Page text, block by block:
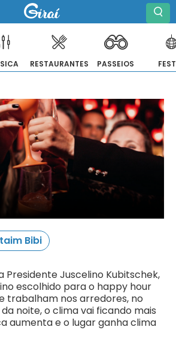
RESTAURANTES PASSEIOS
Bibi
Presidente Juscelino Kubitschek,
escolhido para o happy hour
trabalham nos arredores, no
noite, o clima vai ficando mais
aumenta e o lugar ganha clima